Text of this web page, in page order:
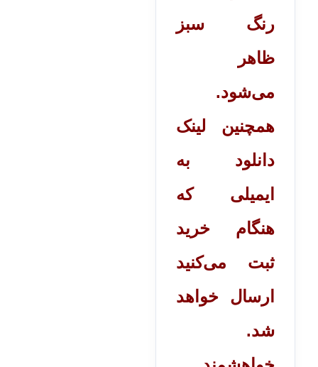
رنگ سبز
ظاهر
می‌شود.
همچنین لینک
دانلود به
ایمیلی که
هنگام خرید
ثبت می‌کنید
ارسال خواهد
شد.